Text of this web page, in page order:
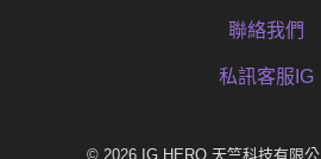
聯絡我們
私訊客服IG
© 2026 IG HERO 天竺科技有限